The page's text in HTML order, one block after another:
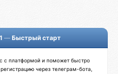
— Быстрый старт
с платформой и поможет быстро
через телеграм-бота,